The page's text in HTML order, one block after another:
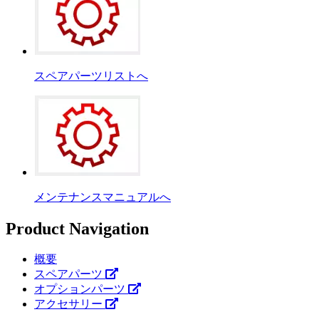
スペアパーツリストへ
メンテナンスマニュアルへ
Product Navigation
概要
スペアパーツ
オプションパーツ
アクセサリー